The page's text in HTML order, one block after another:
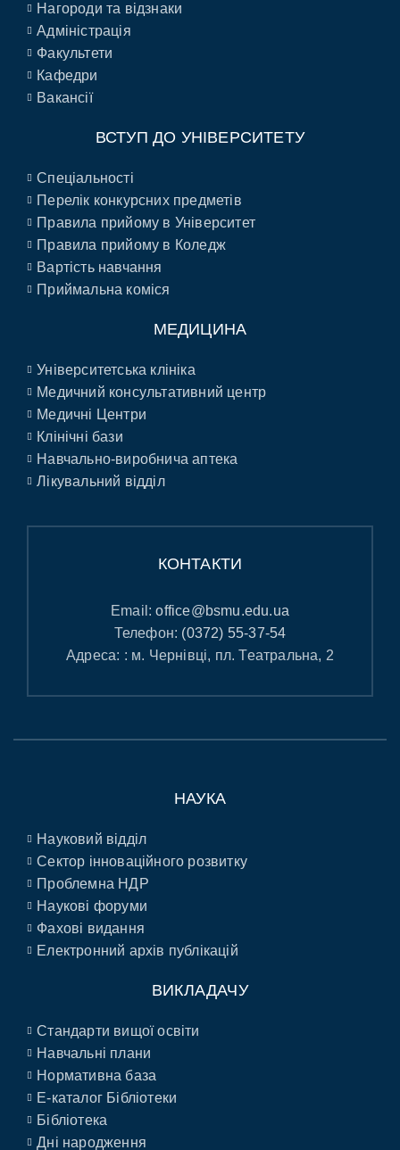
Нагороди та відзнаки
Адміністрація
Факультети
Кафедри
Вакансії
ВСТУП ДО УНІВЕРСИТЕТУ
Спеціальності
Перелік конкурсних предметів
Правила прийому в Університет
Правила прийому в Коледж
Вартість навчання
Приймальна коміся
МЕДИЦИНА
Університетська клініка
Медичний консультативний центр
Медичні Центри
Клінічні бази
Навчально-виробнича аптека
Лікувальний відділ
КОНТАКТИ
Email:office@bsmu.edu.ua
Телефон: (0372) 55-37-54
Адреса: : м. Чернівці, пл. Театральна, 2
НАУКА
Науковий відділ
Сектор інноваційного розвитку
Проблемна НДР
Наукові форуми
Фахові видання
Електронний архів публікацій
ВИКЛАДАЧУ
Стандарти вищої освіти
Навчальні плани
Нормативна база
E-каталог Бібліотеки
Бібліотека
Дні народження